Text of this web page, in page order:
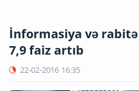
İnformasiya və
7,9 faiz artıb
22-02-2016 16:35